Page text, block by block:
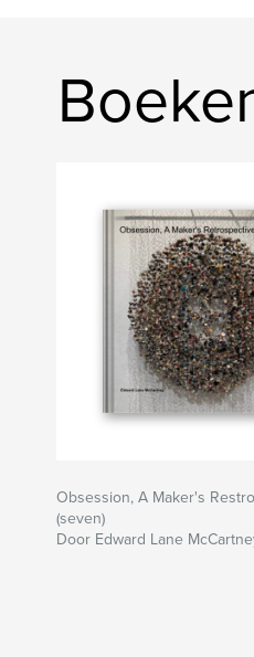
Obsession, A Maker's
(seven)
Door Edward Lane